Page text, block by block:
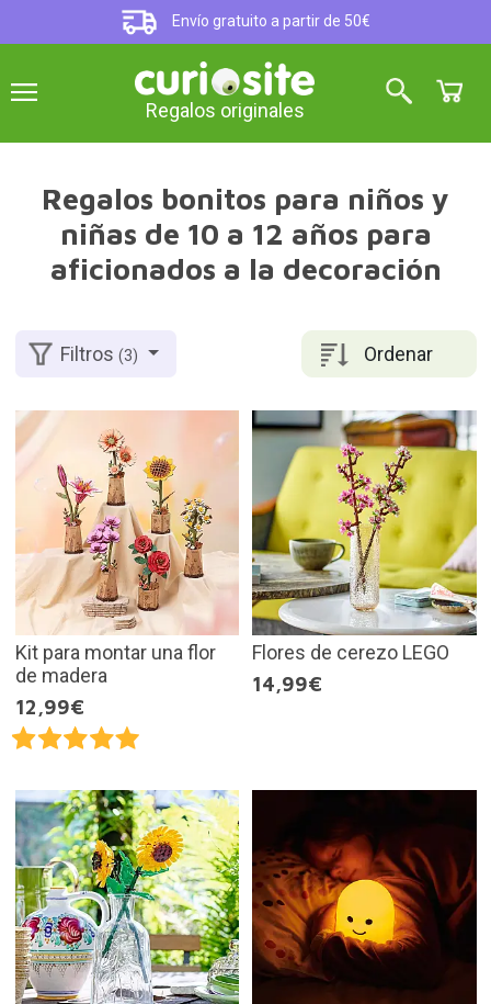
Envío gratuito a partir de 50€
Regalos originales
Regalos bonitos para niños y
niñas de 10 a 12 años para
aficionados a la decoración
Ordenar
Filtros(3)
Kit para montar una flor
de madera
12,99€
Flores de cerezo LEGO
14,99€